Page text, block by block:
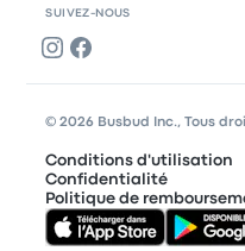
SUIVEZ-NOUS
© 2026 Busbud Inc., Tous
Conditions d'utilisation
Confidentialité
Politique de